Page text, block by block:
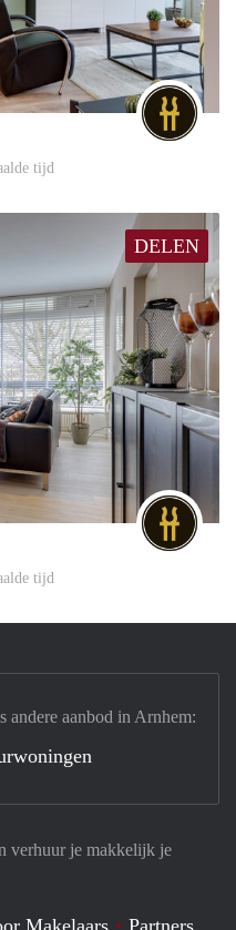
DG
tijd
DELEN
tijd
verhuur je makkelijk je
Makelaars Partners
andere aanbod in Arnhem: